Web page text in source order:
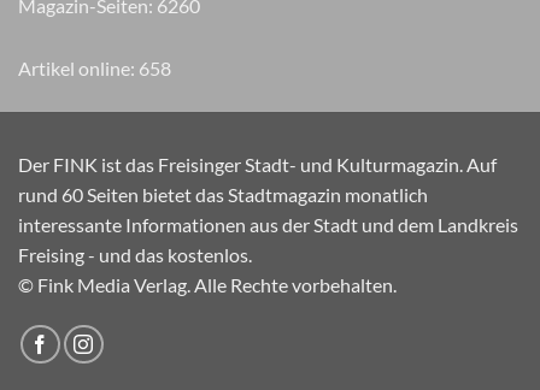
Magazin-Seiten: 7020
Artikel online: 658
Der FINK ist das Freisinger Stadt- und Kulturmagazin. Auf
rund 60 Seiten bietet das Stadtmagazin monatlich
interessante Informationen aus der Stadt und dem Landkreis
Freising - und das kostenlos.
© Fink Media Verlag. Alle Rechte vorbehalten.